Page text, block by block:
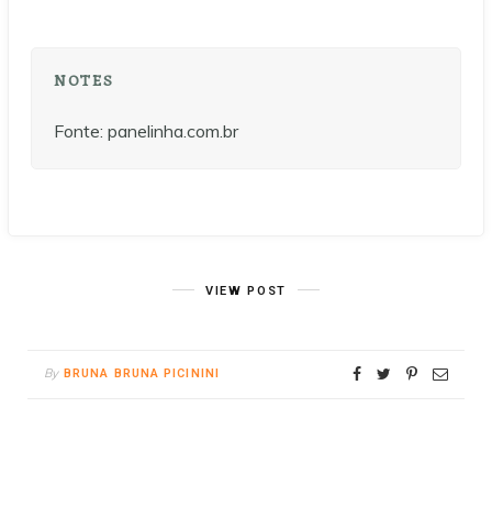
NOTES
Fonte: panelinha.com.br
VIEW POST
By BRUNA BRUNA PICININI